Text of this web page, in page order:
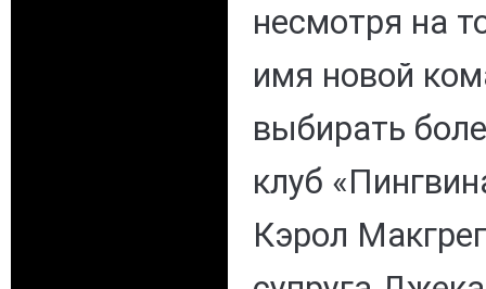
несмотря на
имя новой
выбирать
клуб
Кэрол